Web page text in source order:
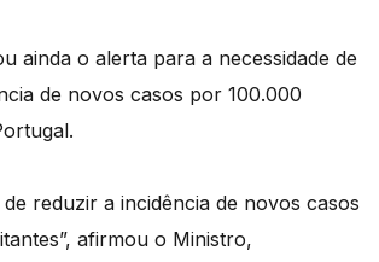
ainda o alerta para a necessidade de
de novos casos por 100.000
de reduzir a incidência de novos casos
afirmou o Ministro,